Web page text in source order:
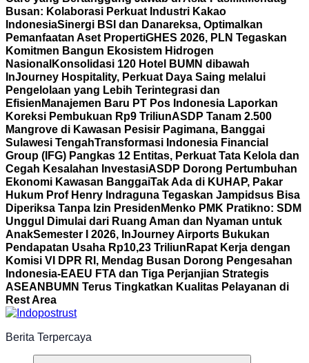
Busan: Kolaborasi Perkuat Industri Kakao
IndonesiaSinergi BSI dan Danareksa, Optimalkan
Pemanfaatan Aset PropertiGHES 2026, PLN Tegaskan
Komitmen Bangun Ekosistem Hidrogen
Nasional Konsolidasi 120 Hotel BUMN dibawah
InJourney Hospitality, Perkuat Daya Saing melalui
Pengelolaan yang Lebih Terintegrasi dan
Efisien Manajemen Baru PT Pos Indonesia Laporkan
Koreksi Pembukuan Rp9 TriliunASDP Tanam 2.500
Mangrove di Kawasan Pesisir Pagimana, Banggai
Sulawesi TengahTransformasi Indonesia Financial
Group (IFG) Pangkas 12 Entitas, Perkuat Tata Kelola dan
Cegah Kesalahan InvestasiASDP Dorong Pertumbuhan
Ekonomi Kawasan BanggaiTak Ada di KUHAP, Pakar
Hukum Prof Henry Indraguna Tegaskan Jampidsus Bisa
Diperiksa Tanpa Izin Presiden Menko PMK Pratikno: SDM
Unggul Dimulai dari Ruang Aman dan Nyaman untuk
AnakSemester I 2026, InJourney Airports Bukukan
Pendapatan Usaha Rp10,23 Triliun Rapat Kerja dengan
Komisi VI DPR RI, Mendag Busan Dorong Pengesahan
Indonesia-EAEU FTA dan Tiga Perjanjian Strategis
ASEAN BUMN Terus Tingkatkan Kualitas Pelayanan di
Rest Area
Berita Terpercaya